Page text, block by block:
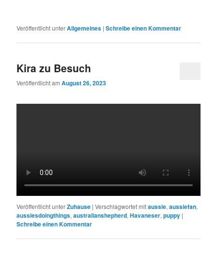
Veröffentlicht unterAllgemeines |Schreibe einen Kommentar
Kira zu Besuch
Veröffentlicht amAugust 26, 2023
Veröffentlicht unterZuhause |Verschlagwortet mitaussie,aussiefan,
aussiesdoingthings,australianshepherd,Havaneser,puppy |
Schreibe einen Kommentar